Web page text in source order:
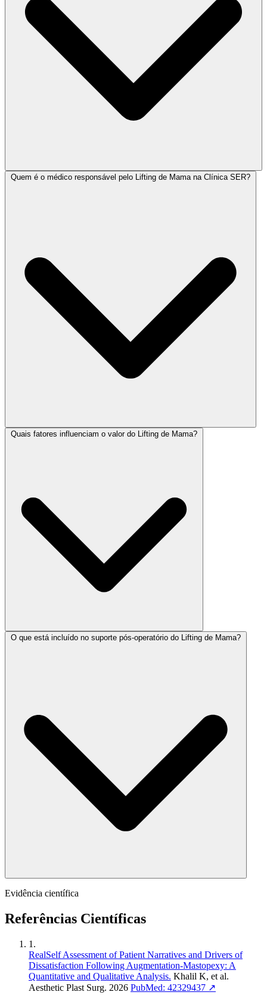
Quem é o médico responsável pelo Lifting de Mama na Clínica SER?
Quais fatores influenciam o valor do Lifting de Mama?
O que está incluído no suporte pós-operatório do Lifting de Mama?
Evidência científica
Referências Científicas
1.
RealSelf Assessment of Patient Narratives and Drivers of
Dissatisfaction Following Augmentation-Mastopexy: A
Quantitative and Qualitative Analysis. Khalil K, et al.
Aesthetic Plast Surg. 2026 PubMed: 42329437 ↗